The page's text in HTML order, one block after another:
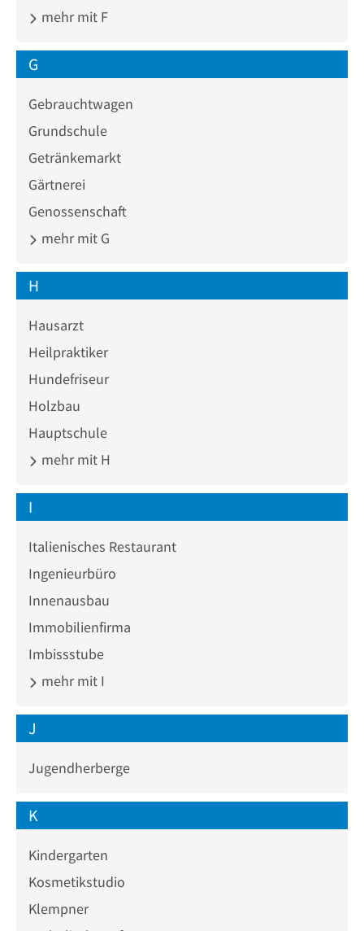
mehr mit F
G
Gebrauchtwagen
Grundschule
Getränkemarkt
Gärtnerei
Genossenschaft
mehr mit G
H
Hausarzt
Heilpraktiker
Hundefriseur
Holzbau
Hauptschule
mehr mit H
I
Italienisches Restaurant
Ingenieurbüro
Innenausbau
Immobilienfirma
Imbissstube
mehr mit I
J
Jugendherberge
K
Kindergarten
Kosmetikstudio
Klempner